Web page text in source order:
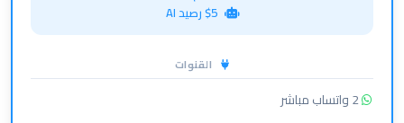
$5 رصيد AI
القنوات
2 واتساب مباشر